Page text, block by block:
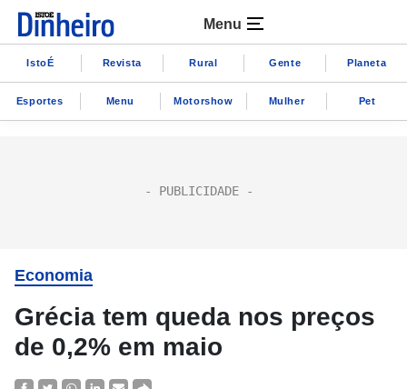
Menu
IstoÉ Revista Rural Gente Planeta
Esportes Menu Motorshow Mulher Pet
Economia
Grécia tem queda nos preços
de 0,2% em maio